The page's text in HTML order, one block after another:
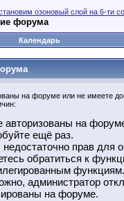
озоновый слой на 6-ти
форума
Календарь
на форуме или не имеете
авторизованы на
ещё раз.
недостаточно прав для
обратиться к
функциям.
администратор
на форуме.